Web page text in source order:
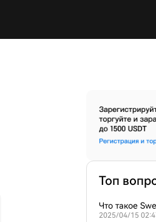
Топ
Что такое
о работает?
2025/04/15